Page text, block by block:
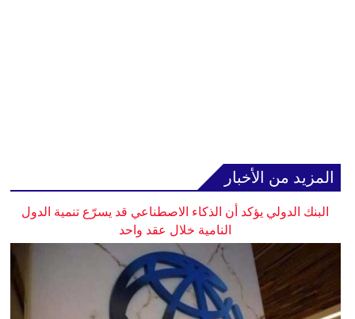
المزيد من الأخبار
البنك الدولي يؤكد أن الذكاء الاصطناعي قد يسرّع تنمية الدول
النامية خلال عقد واحد